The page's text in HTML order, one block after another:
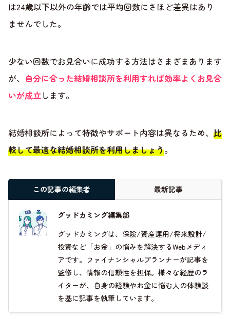
は24歳以下以外の年齢では平均回数にさほど差異はあり
ませんでした。
少ない回数でお見合いに成功する方法はさまざまあります
が、 自分に合った結婚相談所を利用すれば効率よくお見合
いが成立します。
結婚相談所によって特徴やサポート内容は異なるため、 比
較して最適な結婚相談所を利用しましょう。
この記事の編集者 最新記事
グッドカミング編集部
グッドカミングは、保険/資産運用/将来設計/
投資など「お金」の悩みを解決するWebメディ
アです。ファイナンシャルプランナーが記事を
監修し、情報の信頼性を担保。様々な経歴のラ
イターが、自身の経験やお金に悩む人の体験談
を基に記事を執筆しています。